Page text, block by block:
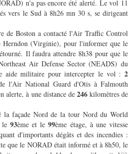
n'a pas encore été alerté. Le vol 11
vers le Sud à 8h26 mn 30 s, se dirigeant
de Boston a contacté l'Air Traffic Control
Herndon (Virginie), pour l'informer que le
Il faudra attendre 8h38 pour que le
Air Defense Sector (NEADS) du
aide militaire pour intercepter le vol : 2
l'Air National Guard d'Otis à Falmouth
alerte, à une distance de 246 kilomètres de
façade Nord de la tour Nord du World
le 93ème et le99ème étage, à une vitesse
d'importants dégâts et des incendies :
que le NORAD était informé et à 8h50, le